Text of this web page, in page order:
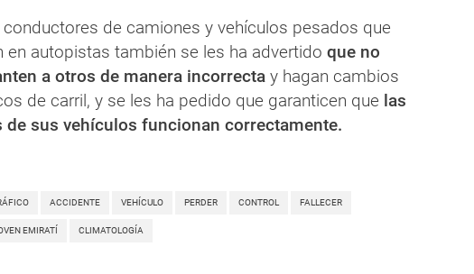
de camiones y vehículos pesados ​​que
en autopistas también se les ha advertido que no
a otros de manera incorrecta y hagan cambios
de carril, y se les ha pedido que garanticen que las
de sus vehículos funcionan correctamente.
ACCIDENTE VEHÍCULO PERDER CONTROL FALLECER
EMIRATÍ CLIMATOLOGÍA